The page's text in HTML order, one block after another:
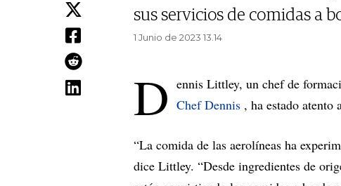
sus servicios de comidas a
1 Junio de 2023 13.14
D ennis Littley, un chef de
Chef Dennis , ha estado atento
“La comida de las aerolíneas ha
dice Littley. “Desde ingredientes de